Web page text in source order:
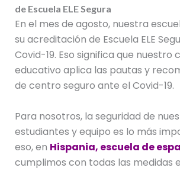
de Escuela ELE Segura
En el mes de agosto, nuestra
su acreditación de Escuela ELE
Covid-19. Eso significa que nuestro
educativo aplica las pautas y
de centro seguro ante el Covid-19.
Para nosotros, la seguridad de
estudiantes y equipo es lo más
eso, en Hispania, escuela de
cumplimos con todas las medidas